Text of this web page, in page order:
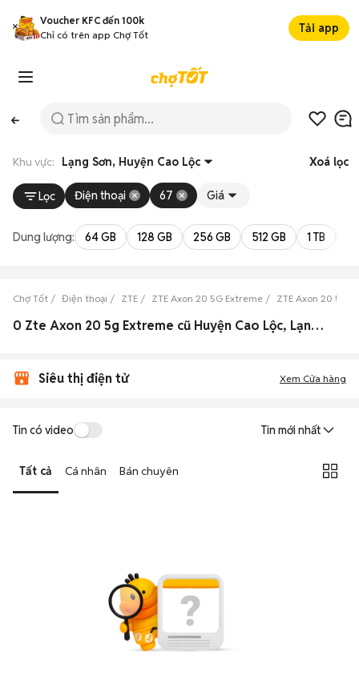
Voucher KFC đến 100k
Chỉ có trên app Chợ Tốt
Tải app
Khu vực: Lạng Sơn, Huyện Cao Lộc Xoá lọc
Lọc Điện thoại 67 Giá
Dung lượng: 64 GB 128 GB 256 GB 512 GB 1 TB
Chợ Tốt Điện thoại ZTE ZTE Axon 20 5G Extreme ZTE Axon 20 5G
0 Zte Axon 20 5g Extreme cũ Huyện Cao Lộc, Lạng Sơn đẹp
Siêu thị điện tử Xem Cửa hàng
Tin có video Tin mới nhất
Tất cả Cá nhân Bán chuyên